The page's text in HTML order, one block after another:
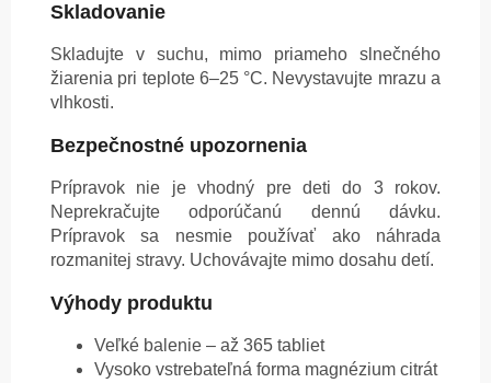
Skladovanie
Skladujte v suchu, mimo priameho slnečného
žiarenia pri teplote 6–25 °C. Nevystavujte mrazu a
vlhkosti.
Bezpečnostné upozornenia
Prípravok nie je vhodný pre deti do 3 rokov.
Neprekračujte odporúčanú dennú dávku.
Prípravok sa nesmie používať ako náhrada
rozmanitej stravy. Uchovávajte mimo dosahu detí.
Výhody produktu
Veľké balenie – až 365 tabliet
Vysoko vstrebateľná forma magnézium citrát